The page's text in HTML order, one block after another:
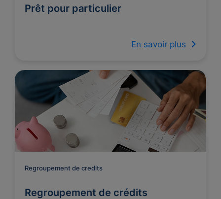
Prêt pour particulier
En savoir plus
Regroupement de credits
Regroupement de crédits